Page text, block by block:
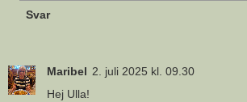
Svar
Maribel 2. juli 2025 kl. 09.30
Hej Ulla!